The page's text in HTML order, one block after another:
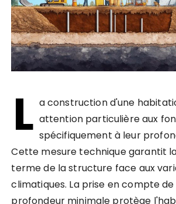
L a construction d'une
attention particulière aux
spécifiquement à leur
Cette mesure technique garantit
terme de la structure face aux
climatiques. La prise en compte
profondeur minimale protège